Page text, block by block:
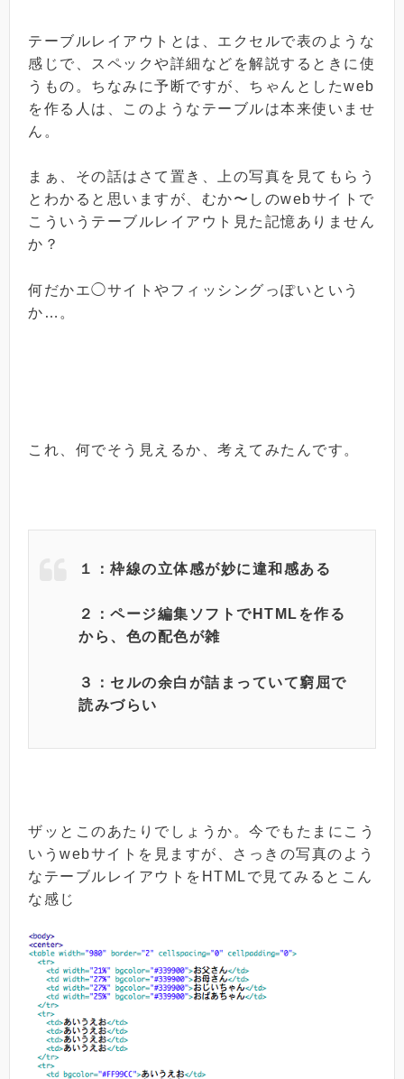
テーブルレイアウトとは、エクセルで表のような
感じで、スペックや詳細などを解説するときに使
うもの。ちなみに予断ですが、ちゃんとしたweb
を作る人は、このようなテーブルは本来使いませ
ん。
まぁ、その話はさて置き、上の写真を見てもらう
とわかると思いますが、むか〜しのwebサイトで
こういうテーブルレイアウト見た記憶ありません
か？
何だかエ◯サイトやフィッシングっぽいという
か…。
これ、何でそう見えるか、考えてみたんです。
１：枠線の立体感が妙に違和感ある
２：ページ編集ソフトでHTMLを作る
から、色の配色が雑
３：セルの余白が詰まっていて窮屈で
読みづらい
ザッとこのあたりでしょうか。今でもたまにこう
いうwebサイトを見ますが、さっきの写真のよう
なテーブルレイアウトをHTMLで見てみるとこん
な感じ